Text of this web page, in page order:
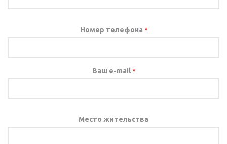
Номер телефона *
Ваш e-mail *
Место жительства